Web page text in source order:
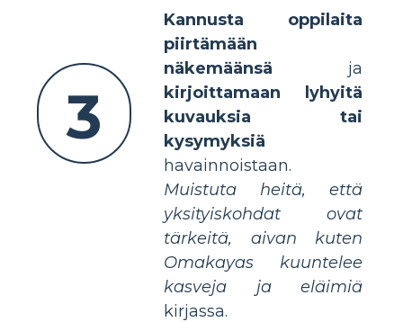
3
Kannusta oppilaita
piirtämään
näkemäänsä ja
kirjoittamaan lyhyitä
kuvauksia tai
kysymyksiä
havainnoistaan.
Muistuta heitä, että
yksityiskohdat ovat
tärkeitä, aivan kuten
Omakayas kuuntelee
kasveja ja eläimiä
kirjassa.